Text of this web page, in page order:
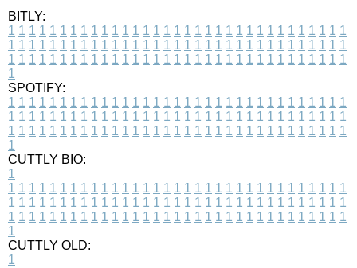
BITLY:
1 1 1 1 1 1 1 1 1 1 1 1 1 1 1 1 1 1 1 1 1 1 1 1 1 1 1 1 1 1 1 1 1
1 1 1 1 1 1 1 1 1 1 1 1 1 1 1 1 1 1 1 1 1 1 1 1 1 1 1 1 1 1 1 1 1
1 1 1 1 1 1 1 1 1 1 1 1 1 1 1 1 1 1 1 1 1 1 1 1 1 1 1 1 1 1 1 1 1
1
SPOTIFY:
1 1 1 1 1 1 1 1 1 1 1 1 1 1 1 1 1 1 1 1 1 1 1 1 1 1 1 1 1 1 1 1 1
1 1 1 1 1 1 1 1 1 1 1 1 1 1 1 1 1 1 1 1 1 1 1 1 1 1 1 1 1 1 1 1 1
1 1 1 1 1 1 1 1 1 1 1 1 1 1 1 1 1 1 1 1 1 1 1 1 1 1 1 1 1 1 1 1 1
1
CUTTLY BIO:
1
1 1 1 1 1 1 1 1 1 1 1 1 1 1 1 1 1 1 1 1 1 1 1 1 1 1 1 1 1 1 1 1 1
1 1 1 1 1 1 1 1 1 1 1 1 1 1 1 1 1 1 1 1 1 1 1 1 1 1 1 1 1 1 1 1 1
1 1 1 1 1 1 1 1 1 1 1 1 1 1 1 1 1 1 1 1 1 1 1 1 1 1 1 1 1 1 1 1 1
1
CUTTLY OLD:
1